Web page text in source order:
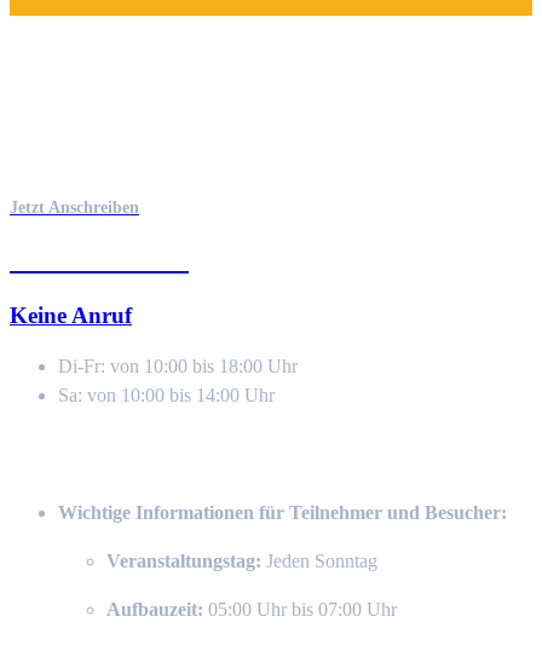
Jetzt Anschreiben
Keine Anruf
Di-Fr: von 10:00 bis 18:00 Uhr
Sa: von 10:00 bis 14:00 Uhr
Wichtige Informationen für Teilnehmer und Besucher:
Veranstaltungstag: Jeden Sonntag
Aufbauzeit: 05:00 Uhr bis 07:00 Uhr